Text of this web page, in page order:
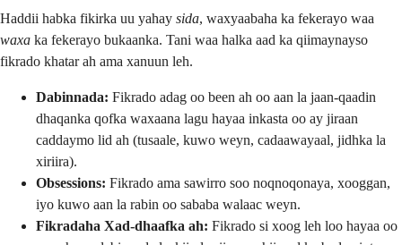
Haddii habka fikirka uu yahay sida, waxyaabaha ka fekerayo waa
waxa ka fekerayo bukaanka. Tani waa halka aad ka qiimaynayso
fikrado khatar ah ama xanuun leh.
Dabinnada: Fikrado adag oo been ah oo aan la jaan-qaadin
dhaqanka qofka waxaana lagu hayaa inkasta oo ay jiraan
caddaymo lid ah (tusaale, kuwo weyn, cadaawayaal, jidhka la
xiriira).
Obsessions: Fikrado ama sawirro soo noqnoqonaya, xooggan,
iyo kuwo aan la rabin oo sababa walaac weyn.
Fikradaha Xad-dhaafka ah: Fikrado si xoog leh loo hayaa oo